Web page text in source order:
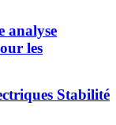
analyse
les
Stabilité